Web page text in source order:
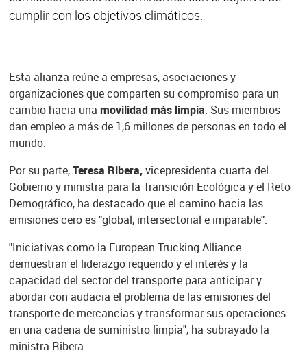
cumplir con los objetivos climáticos.
Esta alianza reúne a empresas, asociaciones y
organizaciones que comparten su compromiso para un
cambio hacia una movilidad más limpia. Sus miembros
dan empleo a más de 1,6 millones de personas en todo el
mundo.
Por su parte,Teresa Ribera,vicepresidenta cuarta del
Gobierno y ministra para la Transición Ecológica y el Reto
Demográfico, ha destacado que el camino hacia las
emisiones cero es "global, intersectorial e imparable".
"Iniciativas como la European Trucking Alliance
demuestran el liderazgo requerido y el interés y la
capacidad del sector del transporte para anticipar y
abordar con audacia el problema de las emisiones del
transporte de mercancias y transformar sus operaciones
en una cadena de suministro limpia", ha subrayado la
ministra Ribera.